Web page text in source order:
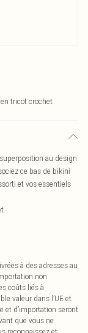
tricot crochet
au design
ce bas de bikini
et vos essentiels
à des adresses au
non
coûts liés à
valeur dans l’UE et
et d’importation seront
que vous ne